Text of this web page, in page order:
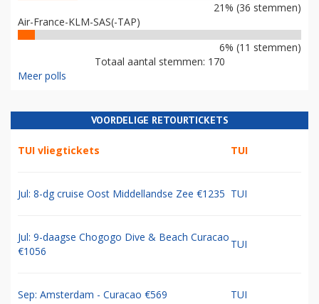
21% (36 stemmen)
Air-France-KLM-SAS(-TAP)
6% (11 stemmen)
Totaal aantal stemmen: 170
Meer polls
VOORDELIGE RETOURTICKETS
TUI vliegtickets TUI
Jul: 8-dg cruise Oost Middellandse Zee €1235 TUI
Jul: 9-daagse Chogogo Dive & Beach Curacao
€1056
TUI
Sep: Amsterdam - Curacao €569 TUI